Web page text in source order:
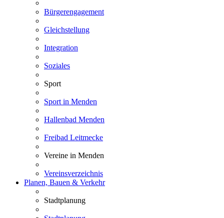
Bürgerengagement
Gleichstellung
Integration
Soziales
Sport
Sport in Menden
Hallenbad Menden
Freibad Leitmecke
Vereine in Menden
Vereinsverzeichnis
Planen, Bauen & Verkehr
Stadtplanung